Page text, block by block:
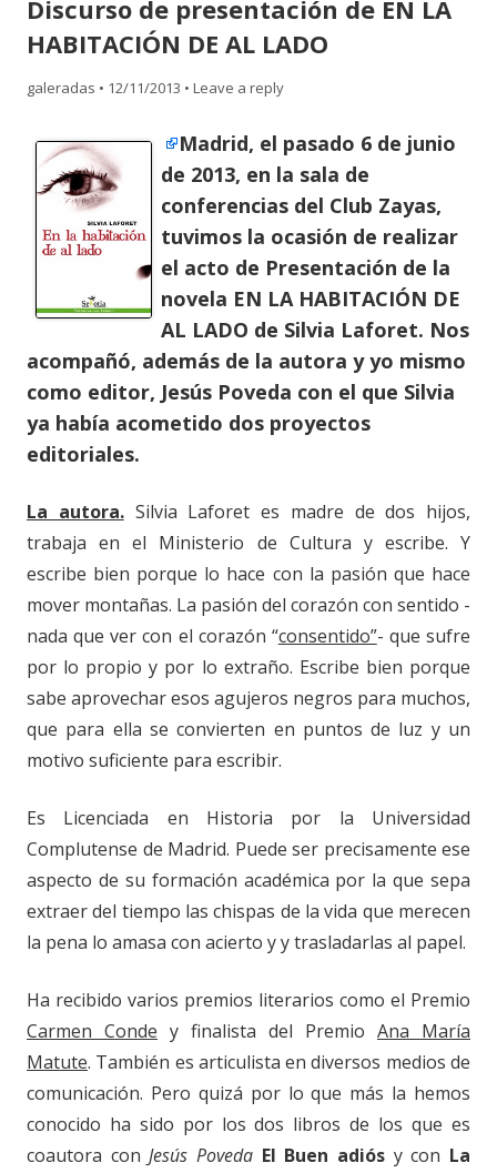
Discurso de presentación de EN LA
HABITACIÓN DE AL LADO
galeradas • 12/11/2013 • Leave a reply
Madrid, el pasado 6 de junio
de 2013, en la sala de
conferencias del Club Zayas,
tuvimos la ocasión de realizar
el acto de Presentación de la
novela EN LA HABITACIÓN DE
AL LADO de Silvia Laforet. Nos
acompañó, además de la autora y yo mismo
como editor, Jesús Poveda con el que Silvia
ya había acometido dos proyectos
editoriales.
La autora.Silvia Laforet es madre de dos hijos,
trabaja en el Ministerio de Cultura y escribe. Y
escribe bien porque lo hace con la pasión que hace
mover montañas. La pasión del corazón con sentido -
nada que ver con el corazón “consentido”- que sufre
por lo propio y por lo extraño. Escribe bien porque
sabe aprovechar esos agujeros negros para muchos,
que para ella se convierten en puntos de luz y un
motivo suficiente para escribir.
Es Licenciada en Historia por la Universidad
Complutense de Madrid. Puede ser precisamente ese
aspecto de su formación académica por la que sepa
extraer del tiempo las chispas de la vida que merecen
la pena lo amasa con acierto y y trasladarlas al papel.
Ha recibido varios premios literarios como el Premio
Carmen Conde y finalista del Premio Ana María
Matute. También es articulista en diversos medios de
comunicación. Pero quizá por lo que más la hemos
conocido ha sido por los dos libros de los que es
coautora conJesús Poveda El Buen adiós y con La